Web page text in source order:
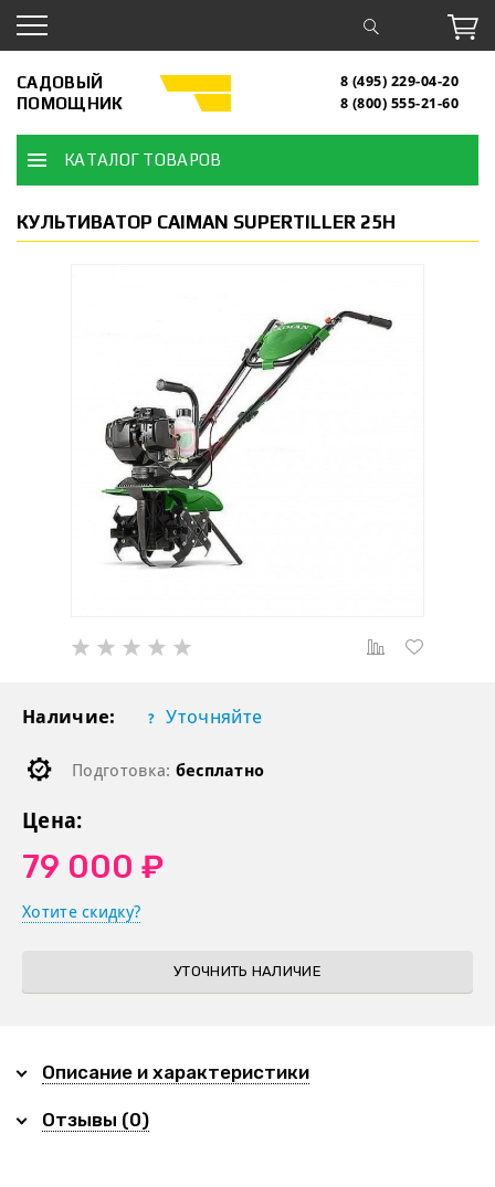
САДОВЫЙ
ПОМОЩНИК
8 (495) 229-04-20
8 (800) 555-21-60
КАТАЛОГ ТОВАРОВ
КУЛЬТИВАТОР CAIMAN SUPERTILLER 25H
Наличие: Уточняйте
Подготовка: бесплатно
Цена:
79 000 ₽
Хотите скидку?
УТОЧНИТЬ НАЛИЧИЕ
Описание и характеристики
Отзывы (0)